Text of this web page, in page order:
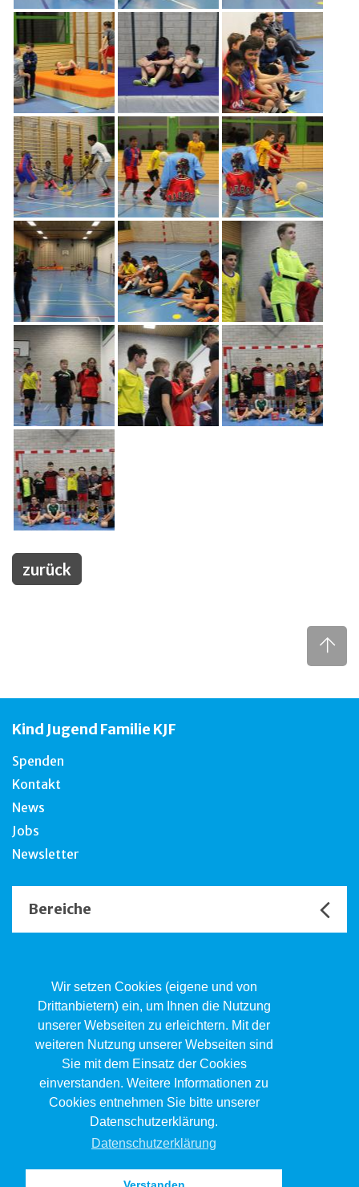
Wir setzen Cookies (eigene und von
Drittanbietern) ein, um Ihnen die Nutzung
unserer Webseiten zu erleichtern. Mit der
weiteren Nutzung unserer Webseiten sind
Sie mit dem Einsatz der Cookies
einverstanden. Weitere Informationen zu
Cookies entnehmen Sie bitte unserer
Datenschutzerklärung.
Datenschutzerklärung
zurück
Kind Jugend Familie KJF
Spenden
Kontakt
News
Jobs
Newsletter
Bereiche
Kind.Jugend.Familie KJF
Poststrasse 2, Postfach, 4410 Liestal
061 551 17 77
kjf@jsw.swiss